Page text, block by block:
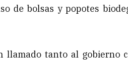
de bolsas y popotes
llamado tanto al gobierno